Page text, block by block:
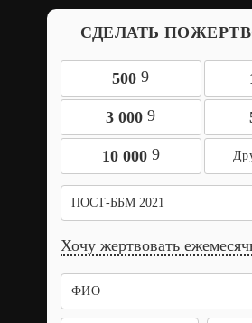
СДЕЛАТЬ
500 9
3 000 9
10 000 9
ПОСТ-ББМ 2021
Хочу жертвовать